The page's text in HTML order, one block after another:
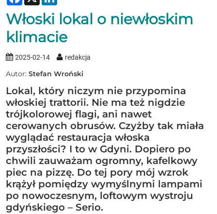
Włoski lokal o niewłoskim
klimacie
2025-02-14 redakcja
Autor: Stefan Wroński
Lokal, który niczym nie przypomina
włoskiej trattorii. Nie ma też nigdzie
trójkolorowej flagi, ani nawet
cerowanych obrusów. Czyżby tak miała
wyglądać restauracja włoska
przyszłości? I to w Gdyni. Dopiero po
chwili zauważam ogromny, kafelkowy
piec na pizzę. Do tej pory mój wzrok
krążył pomiędzy wymyślnymi lampami
po nowoczesnym, loftowym wystroju
gdyńskiego – Serio.